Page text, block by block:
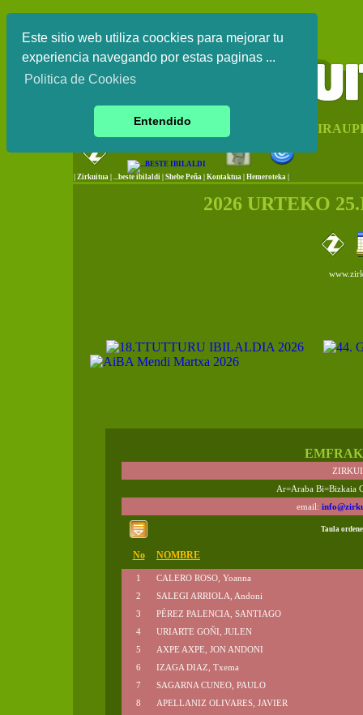
Este sitio web utiliza coockies para mejorar tu
experiencia navegando por estas paginas ...
Politica de Cookies
Entendido
EUSKAL HERRIKO
Zirkuitua ...beste ibilaldi Shebe Peña Kontaktua Hemeroteka |
2026 URTEKO
Ar=Araba Bi=Bizkaia
email:
Taula
No NOMBRE
1
CALERO ROSO, Yoanna
2
SALEGI ARRIOLA, Andoni
3
PÉREZ PALENCIA, SANTIAGO
4
URIARTE GOÑI, JULEN
5
AXPE AXPE, JON ANDONI
6
IZAGA DIAZ, Txema
7
SAGARNA CUNEO, PAULO
8
APELLANIZ OLIVARES, JAVIER